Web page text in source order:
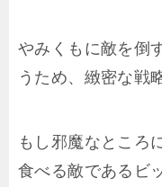
やみくもに敵を倒
うため、緻密な戦
もし邪魔なところ
食べる敵であるビ